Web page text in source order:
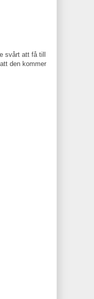
svårt att få till
den kommer